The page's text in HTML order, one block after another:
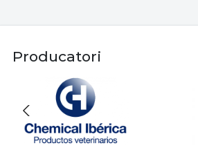
Producatori